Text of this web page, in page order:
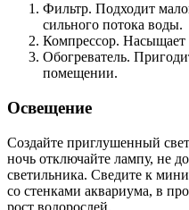
Фильтр. Подходит
сильного потока воды.
Компрессор. Насыщает
Обогреватель.
помещении.
Освещение
Создайте приглушенный
ночь отключайте лампу, не
светильника. Сведите к
со стенками аквариума, в
рост водорослей.